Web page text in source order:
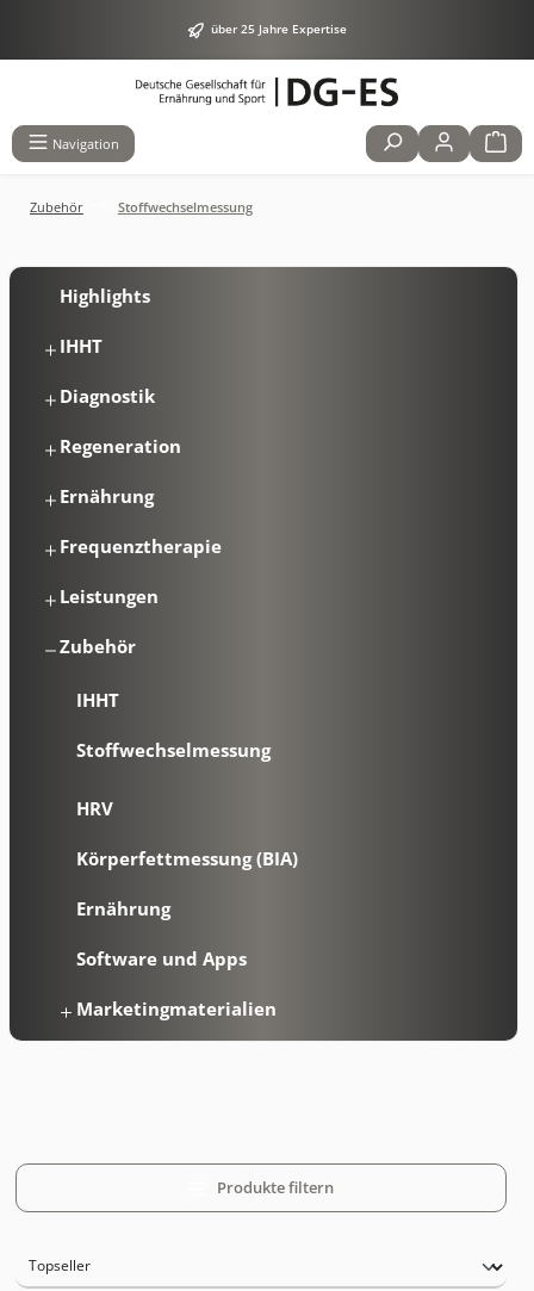
über 25 Jahre Expertise
Navigation
Zubehör Stoffwechselmessung
Highlights
IHHT
Diagnostik
Regeneration
Ernährung
Frequenztherapie
Leistungen
Zubehör
IHHT
Stoffwechselmessung
HRV
Körperfettmessung (BIA)
Ernährung
Software und Apps
Marketingmaterialien
Produkte filtern